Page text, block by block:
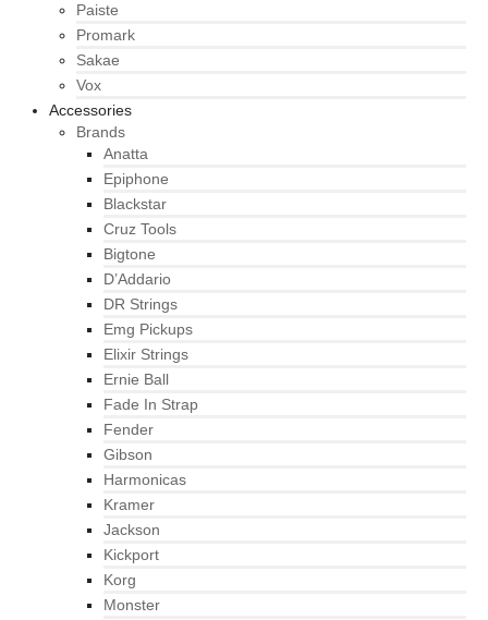
Paiste
Promark
Sakae
Vox
Accessories
Brands
Anatta
Epiphone
Blackstar
Cruz Tools
Bigtone
D’Addario
DR Strings
Emg Pickups
Elixir Strings
Ernie Ball
Fade In Strap
Fender
Gibson
Harmonicas
Kramer
Jackson
Kickport
Korg
Monster